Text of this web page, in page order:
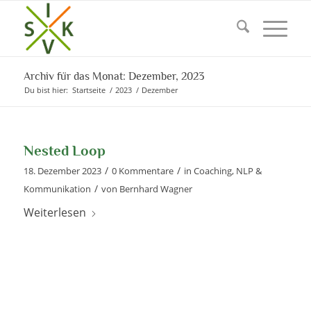
Archiv für das Monat: Dezember, 2023
Du bist hier: Startseite / 2023 / Dezember
Nested Loop
18. Dezember 2023 / 0 Kommentare / in Coaching, NLP &
Kommunikation / von Bernhard Wagner
Weiterlesen